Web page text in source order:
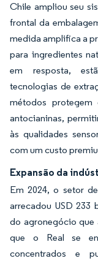
Chile ampliou seu
frontal da
medida amplifica a
para ingredientes
em resposta,
tecnologias de
métodos
antocianinas,
às qualidades
com um custo
Expansão da
Em 2024, o setor
arrecadou USD 233
do agronegócio que
que o Real se
concentrados e